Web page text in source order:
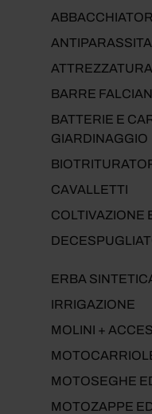
BARRE
BATTERIE E
GIARDINAGGIO
CAVALLETTI
COLTIVAZIONE
ERBA
IRRIGAZIONE
MOLINI +
MOTOSEGHE
MOTOZAPPE